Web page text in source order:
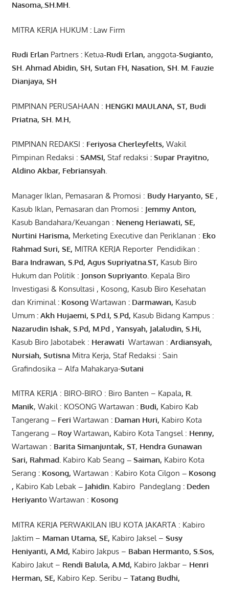
Nasoma,.SH.MH.
MITRA KERJA HUKUM : Law Firm
Rudi ErlanPartners : Ketua-Rudi Erlan, anggota-Sugianto,
SH. Ahmad Abidin, SH, SutanFH, Nasation, SH. M. Fauzie
Dianjaya, SH
PIMPINAN PERUSAHAAN : HENGKI MAULANA, ST, Budi
Priatna, SH . M.H,
PIMPINAN REDAKSI : Feriyosa Cherleyfelts, Wakil
Pimpinan Redaksi : SAMSI, Staf redaksi : Supar Prayitno,
Aldino Akbar, Febriansyah.
Manager Iklan, Pemasaran & Promosi : Budy Haryanto, SE,
Kasub Iklan, Pemasaran dan Promosi : Jemmy Anton,
Kasub Bandahara/Keuangan : Neneng Heriawati, SE,
Nurtini Harisma, Merketing Executive dan Periklanan : Eko
Rahmad Suri, SE, MITRA KERJA Reporter Pendidikan :
Bara Indrawan, S.Pd, Agus Supriyatna.ST, Kasub Biro
Hukum dan Politik : Jonson Supriyanto. Kepala Biro
Investigasi & Konsultasi , Kosong, Kasub Biro Kesehatan
dan Kriminal : KosongWartawan : Darmawan, Kasub
Umum : Akh Hujaemi, S.Pd.I, S.Pd, Kasub Bidang Kampus :
Nazarudin Ishak, S.Pd, M.Pd, Yansyah, Jalaludin, S.Hi,
Kasub Biro Jabotabek : Herawati Wartawan : Ardiansyah,
Nursiah, SutisnaMitra Kerja, Staf Redaksi : Sain
Grafindosika – Alfa Mahakarya-Sutani
MITRA KERJA : BIRO-BIRO : Biro Banten – Kapala, R.
Manik, Wakil : KOSONG Wartawan : Budi, Kabiro Kab
Tangerang – Feri Wartawan : Daman Huri, Kabiro Kota
Tangerang – RoyWartawan, Kabiro Kota Tangsel : Henny,
Wartawan : Barita Simanjuntak, ST, Hendra Gunawan
Sari, Rahmad. Kabiro Kab Seang – Saiman, Kabiro Kota
Serang : Kosong, Wartawan : Kabiro Kota Cilgon – Kosong
, Kabiro Kab Lebak– Jahidin. Kabiro Pandeglang : Deden
Heriyanto Wartawan : Kosong
MITRA KERJA PERWAKILAN IBU KOTA JAKARTA : Kabiro
Jaktim – Maman Utama, SE, Kabiro Jaksel – Susy
Heniyanti, A.Md, Kabiro Jakpus – Baban Hermanto, S.Sos,
Kabiro Jakut – Rendi Balula, A.Md, Kabiro Jakbar – Henri
Herman, SE, Kabiro Kep. Seribu – Tatang Budhi,